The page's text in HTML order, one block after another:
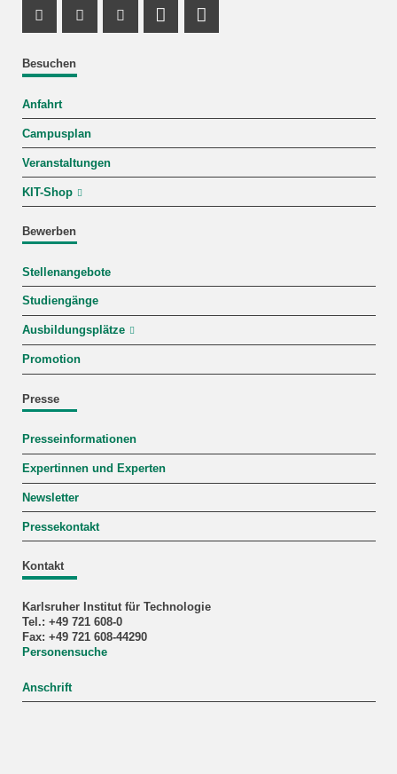
Besuchen
Anfahrt
Campusplan
Veranstaltungen
KIT-Shop
Bewerben
Stellenangebote
Studiengänge
Ausbildungsplätze
Promotion
Presse
Presseinformationen
Expertinnen und Experten
Newsletter
Pressekontakt
Kontakt
Karlsruher Institut für Technologie
Tel.: +49 721 608-0
Fax: +49 721 608-44290
Personensuche
Anschrift
Instagram Profil
Facebook Profil
Youtube Profil
Profil Mastodon
LinkedIn Profil